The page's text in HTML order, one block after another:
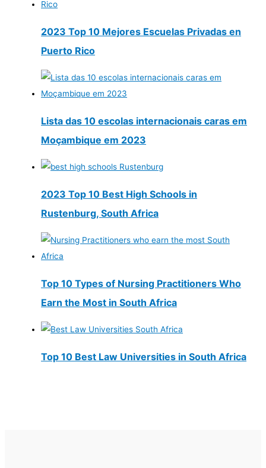
2023 Top 10 Mejores Escuelas Privadas en
Puerto Rico
Lista das 10 escolas internacionais caras em
Moçambique em 2023
2023 Top 10 Best High Schools in
Rustenburg, South Africa
Top 10 Types of Nursing Practitioners Who
Earn the Most in South Africa
Top 10 Best Law Universities in South Africa